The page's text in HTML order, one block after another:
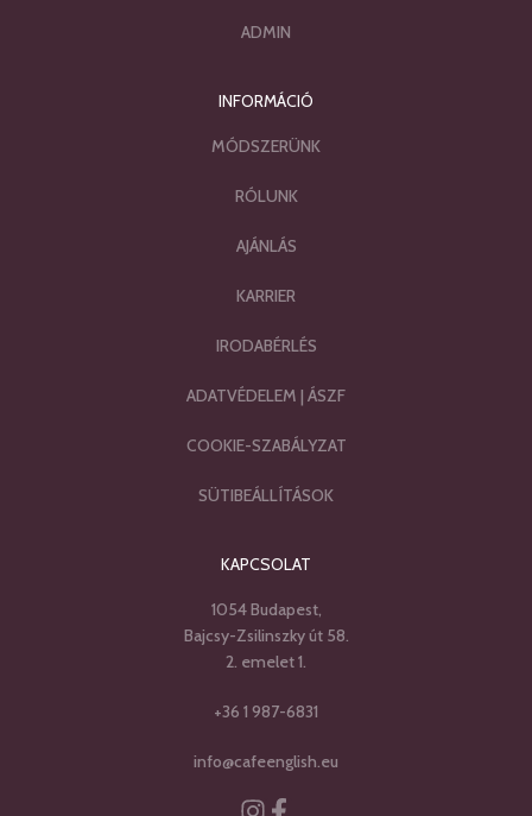
ADMIN
INFORMÁCIÓ
MÓDSZERÜNK
RÓLUNK
AJÁNLÁS
KARRIER
IRODABÉRLÉS
ADATVÉDELEM | ÁSZF
COOKIE-SZABÁLYZAT
SÜTIBEÁLLÍTÁSOK
KAPCSOLAT
1054 Budapest,
Bajcsy-Zsilinszky út 58.
2. emelet 1.
+36 1 987-6831
info@cafeenglish.eu